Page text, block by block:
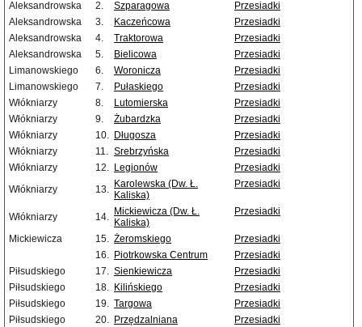
Aleksandrowska
2. Szparagowa
Przesiadki
Aleksandrowska
3. Kaczeńcowa
Przesiadki
Aleksandrowska
4. Traktorowa
Przesiadki
Aleksandrowska
5. Bielicowa
Przesiadki
Limanowskiego
6. Woronicza
Przesiadki
Limanowskiego
7. Pułaskiego
Przesiadki
Włókniarzy
8. Lutomierska
Przesiadki
Włókniarzy
9. Żubardzka
Przesiadki
Włókniarzy
10. Długosza
Przesiadki
Włókniarzy
11. Srebrzyńska
Przesiadki
Włókniarzy
12. Legionów
Przesiadki
Włókniarzy
13. Karolewska (Dw. Ł.
Kaliska)
Przesiadki
Włókniarzy 14. Mickiewicza (Dw. Ł.
Kaliska)
Przesiadki
Mickiewicza 15. Żeromskiego
Przesiadki
16. Piotrkowska Centrum
Przesiadki
Piłsudskiego
17. Sienkiewicza
Przesiadki
Piłsudskiego
18. Kilińskiego
Przesiadki
Piłsudskiego
19. Targowa
Przesiadki
Piłsudskiego
20. Przędzalniana
Przesiadki